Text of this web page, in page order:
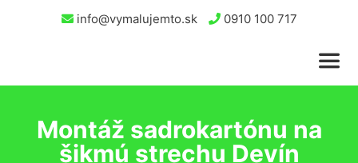
info@vymalujemto.sk 0910 100 717
Montáž sadrokartónu na
šikmú strechu Devín